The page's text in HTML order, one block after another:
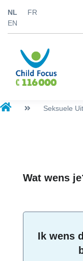
NL
FR
EN
Seksuele
Wat wens
Ik wens